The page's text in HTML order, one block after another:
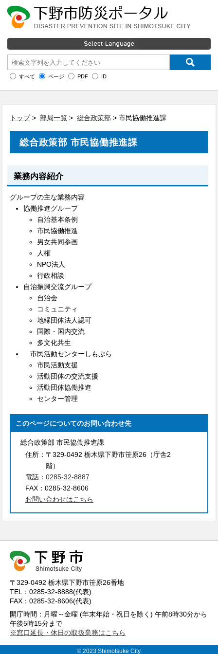
すべて ページ PDF ID
トップ> 部局一覧 > 総合政策部 > 市民協働推進課
総合政策部 市民協働推進課
業務内容紹介
グループの主な業務内容
協働推進グループ
自治基本条例
市民協働推進
男女共同参画
人権
NPO法人
行政相談
自治振興交流グループ
自治会
コミュニティ
地縁団体法人認可
国際・国内交流
多文化共生
市民活動センターしもぷら
市民活動支援
活動団体の交流支援
活動団体協働推進
センター管理
このページについてのお問い合わせ先
総合政策部 市民協働推進課
住所： 〒329-0492 栃木県下野市笹原26（庁舎2
階）
電話： 0285-32-8887
FAX： 0285-32-8606
お問い合わせはこちら
〒329-0492 栃木県下野市笹原26番地
TEL：0285-32-8888(代表)
FAX：0285-32-8606(代表)
開庁時間：月曜～金曜 (年末年始・祝日を除く) 午前8時30分から
午後5時15分まで
※窓口延長・休日の取扱業務はこちら
© 2023 Shimotsuke City.